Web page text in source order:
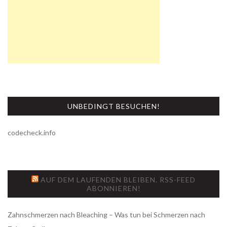
UNBEDINGT BESUCHEN!
codecheck.info
AUF DEM LAUFENDEN BLEIBEN. RSS-FEED
ABONNIEREN!
Zahnschmerzen nach Bleaching – Was tun bei Schmerzen nach